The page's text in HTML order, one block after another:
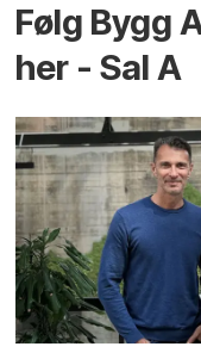
Følg Bygg
her - Sal A